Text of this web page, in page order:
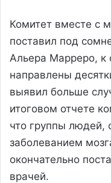
Комитет вместе с
поставил под
Альера Марреро, к
направлены
выявил больше
итоговом отчете
что группы людей,
заболеванием
окончательно
врачей.